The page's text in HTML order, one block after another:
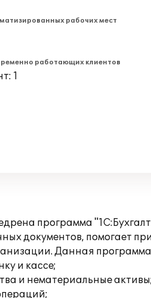
рабочих мест
работающих клиентов
1
программа
документов, помогает
Данная программа
и кассе;
и нематериальные